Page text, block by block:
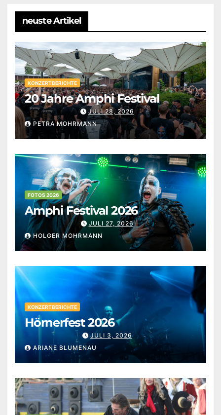
neuste Artikel
KONZERTBERICHTE
20 Jahre Amphi Festival
JULI 28, 2026
PETRA MOHRMANN
FOTOS 2026
Amphi Festival 2026
JULI 27, 2026
HOLGER MOHRMANN
KONZERTBERICHTE
Hörnerfest 2026
JULI 3, 2026
ARIANE BLUMENAU